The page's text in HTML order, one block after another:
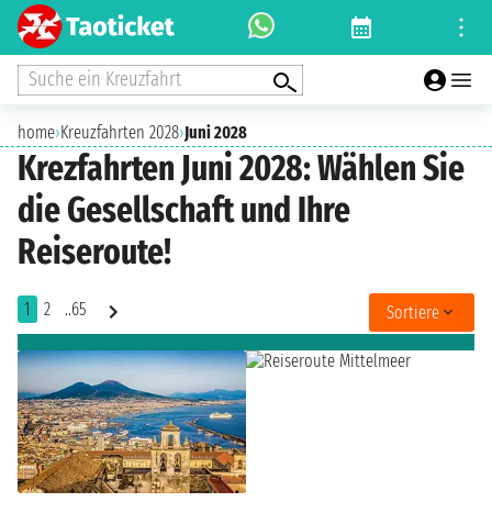
Suche ein Kreuzfahrt
home›Kreuzfahrten 2028›Juni 2028
Krezfahrten Juni 2028: Wählen Sie
die Gesellschaft und Ihre
Reiseroute!
1 2 ..65 Sortiere